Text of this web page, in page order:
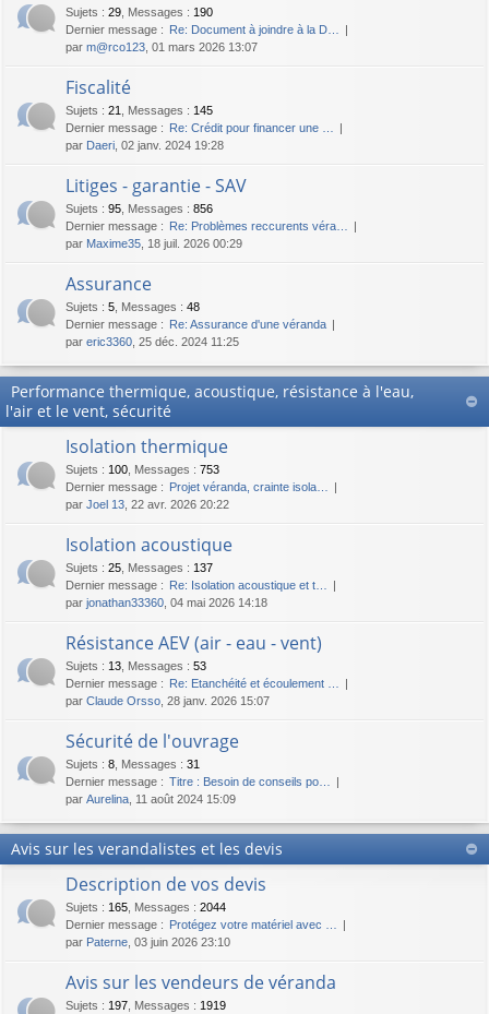
Sujets : 29 Messages : 190
Dernier message : Re: Document à joindre à la D…
par m@rco123 , 01 mars 2026 13:07
Fiscalité
Sujets : 21 Messages : 145
Dernier message : Re: Crédit pour financer une …
par Daeri , 02 janv. 2024 19:28
Litiges - garantie - SAV
Sujets : 95 Messages : 856
Dernier message : Re: Problèmes reccurents véra…
par Maxime35 , 18 juil. 2026 00:29
Assurance
Sujets : 5 Messages : 48
Dernier message : Re: Assurance d'une véranda
par eric3360 , 25 déc. 2024 11:25
Performance thermique, acoustique, résistance à l'eau,
l'air et le vent, sécurité
Isolation thermique
Sujets : 100 Messages : 753
Dernier message : Projet véranda, crainte isola…
par Joel 13 , 22 avr. 2026 20:22
Isolation acoustique
Sujets : 25 Messages : 137
Dernier message : Re: Isolation acoustique et t…
par jonathan33360 , 04 mai 2026 14:18
Résistance AEV (air - eau - vent)
Sujets : 13 Messages : 53
Dernier message : Re: Etanchéité et écoulement …
par Claude Orsso , 28 janv. 2026 15:07
Sécurité de l'ouvrage
Sujets : 8 Messages : 31
Dernier message : Titre : Besoin de conseils po…
par Aurelina , 11 août 2024 15:09
Avis sur les verandalistes et les devis
Description de vos devis
Sujets : 165 Messages : 2044
Dernier message : Protégez votre matériel avec …
par Paterne , 03 juin 2026 23:10
Avis sur les vendeurs de véranda
Sujets : 197 Messages : 1919